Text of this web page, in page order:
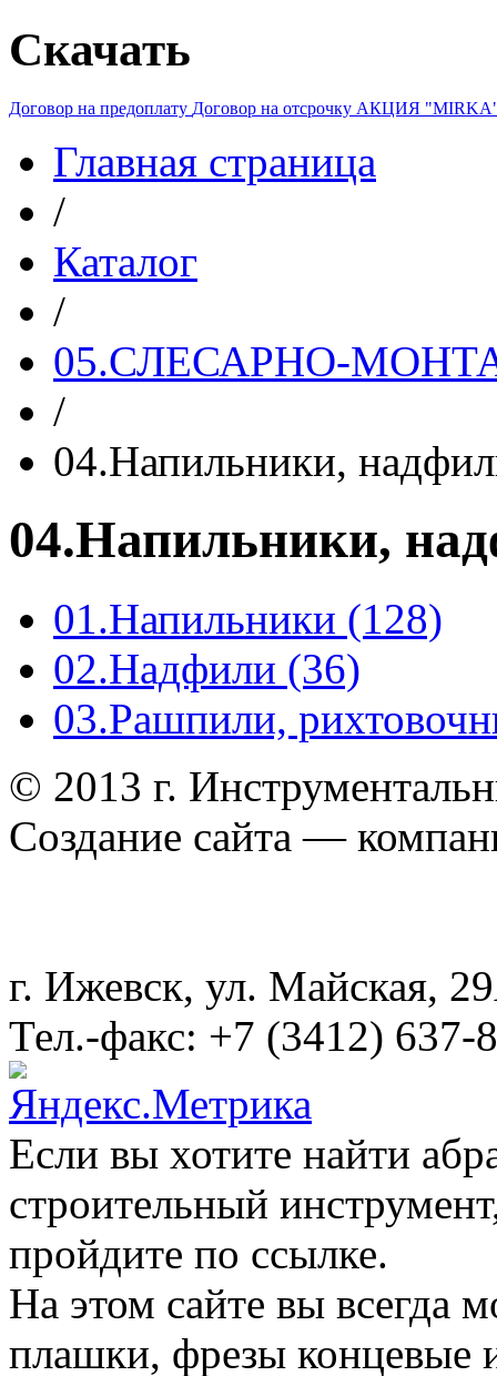
Скачать
Договор на предоплату Договор на отсрочку АКЦИЯ
Главная страница
/
Каталог
/
05.СЛЕСАРНО-
/
04.Напильники,
04.Напильники,
01.Напильники (128)
02.Надфили (36)
03.Рашпили,
© 2013 г.
Создание сайта —
г. Ижевск, ул. Майская,
Тел.-факс: +7 (3412) 637-
Если вы хотите найти
строительный
пройдите по ссылке.
На этом сайте вы всегда
плашки, фрезы концевые